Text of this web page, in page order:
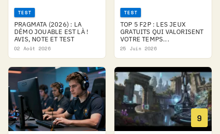
TEST
PRAGMATA (2026) : LA
DÉMO JOUABLE EST LÀ !
AVIS, NOTE ET TEST
02 Août 2026
TEST
TOP 5 F2P : LES JEUX
GRATUITS QUI VALORISENT
VOTRE TEMPS...
25 Juin 2026
9